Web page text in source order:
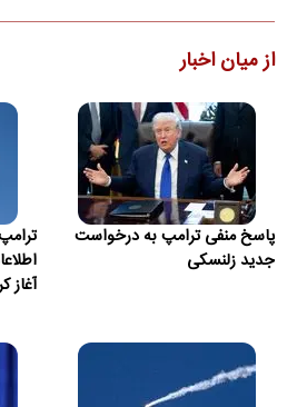
از میان اخبار
پاسخ منفی ترامپ به درخواست
جدید زلنسکی
آغاز